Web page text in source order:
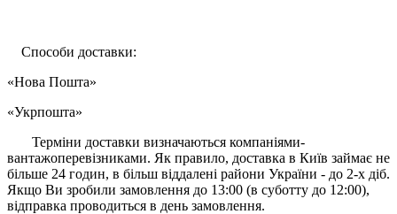
Способи доставки:
«Нова Пошта»
«Укрпошта»
Терміни доставки визначаються компаніями-
вантажоперевізниками. Як правило, доставка в Київ займає не
більше 24 годин, в більш віддалені райони України - до 2-х діб.
Якщо Ви зробили замовлення до 13:00 (в суботту до 12:00),
відправка проводиться в день замовлення.